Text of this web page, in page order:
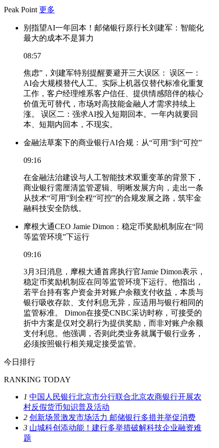
Peak Point 更多
别指望AI一年回本！邮储银行原行长刘建军：智能化
最大的成本不是算力
08:57
焦虑”，刘建军特别提醒要避开三大误区： 误区一：
AI会大规模替代人工。实际上机器仅替代标准化重复
工作，客户经理维系客户信任、提供情感陪伴的核心
价值无可替代，市场对高技能金融人才需求持续上
涨。 误区二：强求AI投入短期回本。一年内就要回
本、短期内回本，不现实。
金融法草案下的商业银行AI合规：从“可用”到“可控”
09:16
在金融法治建设与人工智能技术双重变革的背景下，
商业银行需厘清监管逻辑、明晰发展方向，走出一条
从技术“可用”到全程“可控”的合规发展之路，筑牢金
融科技安全防线。
摩根大通CEO Jamie Dimon：稳定币奖励机制应在“同
等监管环境”下运行
09:16
3月3日消息，摩根大通首席执行官Jamie Dimon表示，
稳定币奖励机制应在同等监管环境下运行。他指出，
若平台持有客户资金并对账户余额支付收益，本质与
银行吸收存款、支付利息无异，应适用与银行相同的
监管标准。 Dimon在接受CNBC采访时称，可接受的
折中方案是仅对交易行为提供奖励，而非对账户余额
支付利息。他强调，否则此类业务就属于银行业务，
必须按照银行相关规定接受监管。
今日排行
RANKING TODAY
1 中国人民银行北京市分行联合北京农商银行开展农
村反假货币知识普及活动
2 创新场景激发市场活力 邮储银行多措并举促消费
3 山城科创添动能！建行多举措破解科技企业融资难
题